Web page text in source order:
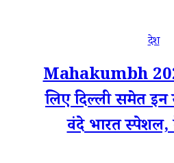
देश
Mahakumbh
लिए दिल्ली समेत
वंदे भारत